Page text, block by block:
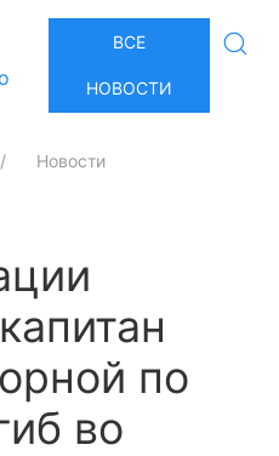
ВСЕ
НОВОСТИ
Новости
по
во